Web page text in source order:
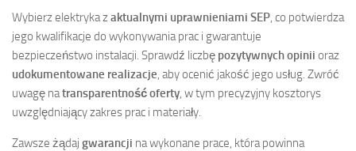
Wybierz elektryka zaktualnymi uprawnieniami SEP , co potwierdza
jego kwalifikacje do wykonywania prac i gwarantuje
bezpieczeństwo instalacji. Sprawdź liczbę pozytywnych opinii oraz
udokumentowane realizacje , aby ocenić jakość jego usług. Zwróć
uwagę natransparentność oferty , w tym precyzyjny kosztorys
uwzględniający zakres prac i materiały.
Zawsze żądaj gwarancji na wykonane prace, która powinna